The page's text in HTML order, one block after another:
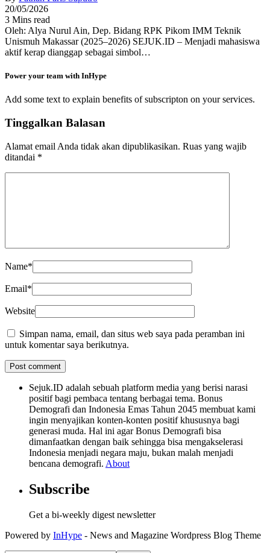
20/05/2026
3 Mins read
Oleh: Alya Nurul Ain, Dep. Bidang RPK Pikom IMM Teknik
Unismuh Makassar (2025–2026) SEJUK.ID – Menjadi mahasiswa
aktif kerap dianggap sebagai simbol…
Power your team with InHype
Add some text to explain benefits of subscripton on your services.
Tinggalkan Balasan
Alamat email Anda tidak akan dipublikasikan. Ruas yang wajib
ditandai *
Name*
Email*
Website
Simpan nama, email, dan situs web saya pada peramban ini
untuk komentar saya berikutnya.
Sejuk.ID adalah sebuah platform media yang berisi narasi
positif bagi pembaca tentang berbagai tema. Bonus
Demografi dan Indonesia Emas Tahun 2045 membuat kami
ingin menyajikan konten-konten positif khususnya bagi
generasi muda. Hal ini agar Bonus Demografi bisa
dimanfaatkan dengan baik sehingga bisa mengakselerasi
Indonesia menjadi negara maju, bukan malah menjadi
bencana demografi. About
Subscribe
Get a bi-weekly digest newsletter
Powered by InHype - News and Magazine Wordpress Blog Theme